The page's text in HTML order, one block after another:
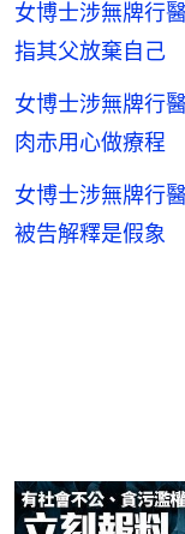
女博士涉無牌行
指其父放棄自己
女博士涉無牌行
肉赤用心做療程
女博士涉無牌行
被告解釋是假象